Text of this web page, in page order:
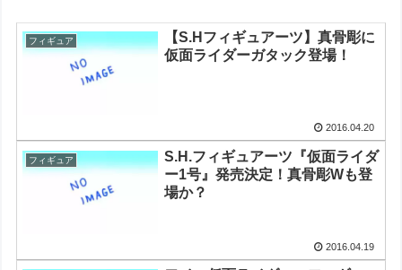
フィギュア
【S.Hフィギュアーツ】真骨彫に
仮面ライダーガタック登場！
2016.04.20
フィギュア
S.H.フィギュアーツ『仮面ライダ
ー1号』発売決定！真骨彫Wも登
場か？
2016.04.19